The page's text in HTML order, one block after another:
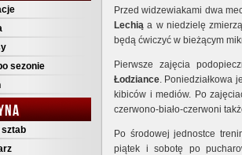
sezonie
sztab
Przed widzewiakami dwa
Lechią a w niedzielę
będą ćwiczyć w bieżącym
Pierwsze zajęcia
Łodziance. Poniedziałkowa
kibiców i mediów. Po
czerwono-biało-czerwoni
Po środowej jednostce
piątek i sobotę po